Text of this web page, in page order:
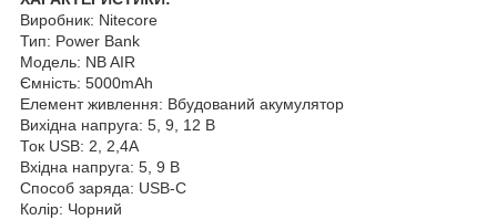
Виробник: Nitecore
Тип: Power Bank
Модель: NB AIR
Ємність: 5000mAh
Елемент живлення: Вбудований акумулятор
Вихідна напруга: 5, 9, 12 В
Ток USB: 2, 2,4A
Вхідна напруга: 5, 9 В
Способ заряда: USB-C
Колір: Чорний